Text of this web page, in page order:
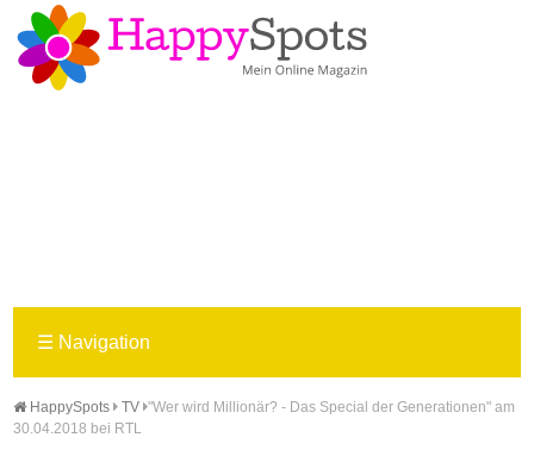
☰ Navigation
HappySpots TV "Wer wird Millionär? - Das Special der Generationen" am
30.04.2018 bei RTL